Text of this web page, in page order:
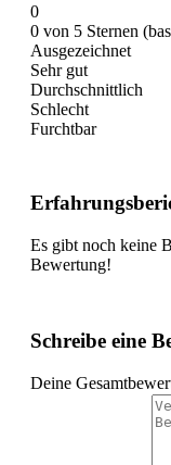
0
0 von 5 Sternen
Ausgezeichnet
Sehr gut
Durchschnittlich
Schlecht
Furchtbar
Es gibt noch keine
Bewertung!
Schreibe eine
Deine